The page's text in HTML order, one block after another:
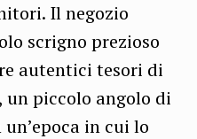
Il negozio
scrigno prezioso
autentici tesori di
piccolo angolo di
in cui lo